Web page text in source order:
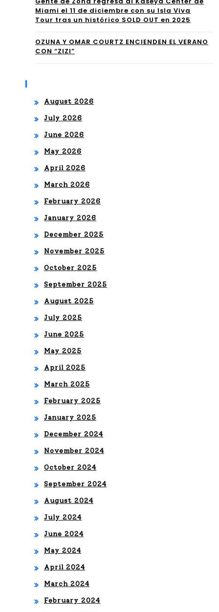
el
Bur
nou
el
des
gas
te
em
oci
ona
TA
RS
E
EN
Miami el 11 de diciembre con su Isla Viva
Tour tras un histórico SOLD OUT en 2025
OZUNA Y OMAR COURTZ ENCIENDEN EL VERANO
CON “ZIZI”
August 2026
July 2026
June 2026
May 2026
April 2026
March 2026
February 2026
January 2026
December 2025
November 2025
October 2025
September 2025
August 2025
July 2025
June 2025
May 2025
April 2025
March 2025
February 2025
January 2025
December 2024
November 2024
October 2024
September 2024
August 2024
July 2024
June 2024
May 2024
April 2024
March 2024
February 2024